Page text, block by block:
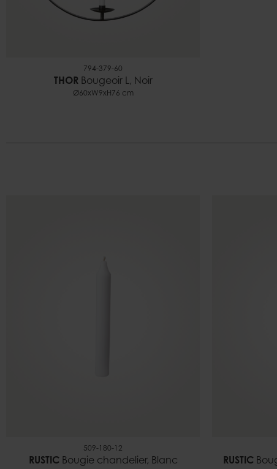
794-379-60
THORBougeoir L, Noir
Ø60xW9xH76 cm
509-180-12
RUSTICBougie chandelier, Blanc RUSTIC